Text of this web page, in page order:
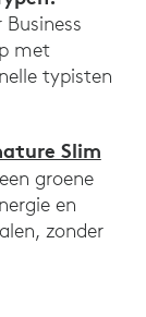
met
typisten
Slim
groene
en
zonder